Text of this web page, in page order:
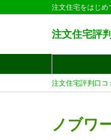
注文住宅をはじめ
注文住宅評
注文住宅評判口コ
ノブワ